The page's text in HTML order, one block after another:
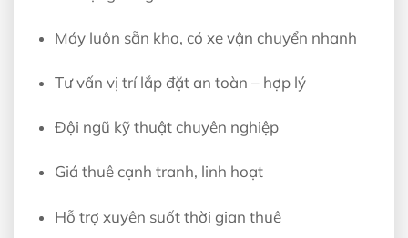
Máy luôn sẵn kho, có xe vận chuyển nhanh
Tư vấn vị trí lắp đặt an toàn – hợp lý
Đội ngũ kỹ thuật chuyên nghiệp
Giá thuê cạnh tranh, linh hoạt
Hỗ trợ xuyên suốt thời gian thuê